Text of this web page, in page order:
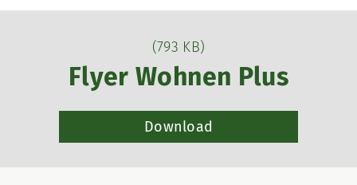
(793 KB)
Flyer Wohnen Plus
Download